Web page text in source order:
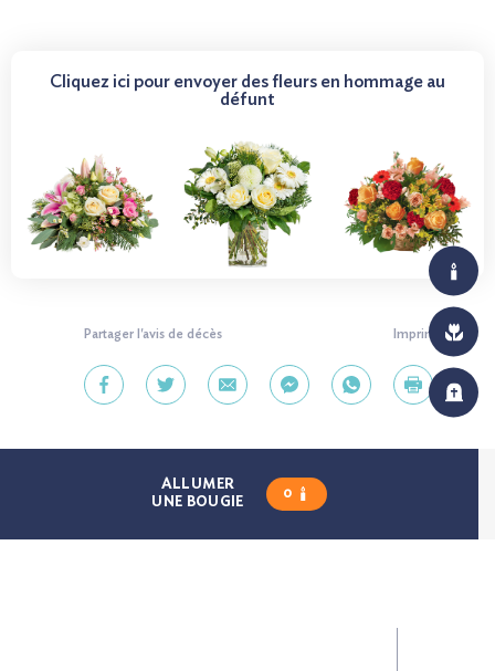
Cliquez ici pour envoyer des fleurs en hommage au
défunt
Partager l'avis de décès Imprimer
ALLUMER
UNE BOUGIE
0